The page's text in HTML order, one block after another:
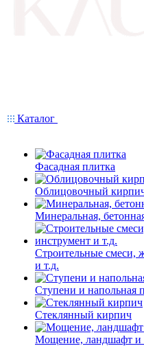
Каталог
Фасадная плитка
Облицовочный
Минеральная,
Строительные смеси,
и т.д.
Ступени и напольная
Cтеклянный кирпич
Мощение, ландшафт и